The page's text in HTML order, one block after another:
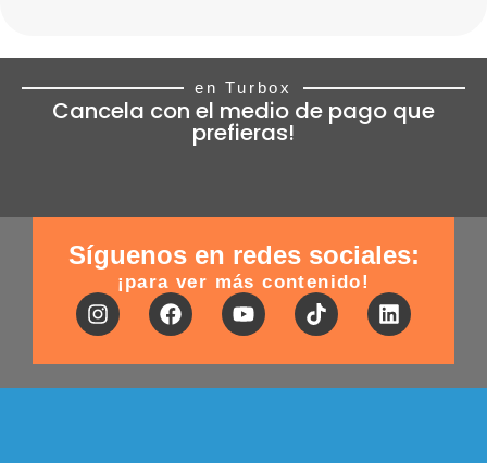
en Turbox
Cancela con el medio de pago que
prefieras!
Síguenos en redes sociales:
¡para ver más contenido!